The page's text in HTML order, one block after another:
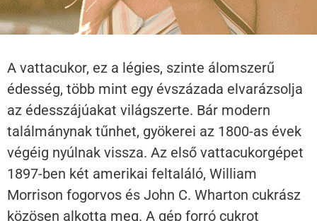
A vattacukor, ez a légies, szinte álomszerű
édesség, több mint egy évszázada elvarázsolja
az édesszájúakat világszerte. Bár modern
találmánynak tűnhet, gyökerei az 1800-as évek
végéig nyúlnak vissza. Az első vattacukorgépet
1897-ben két amerikai feltaláló, William
Morrison fogorvos és John C. Wharton cukrász
közösen alkotta meg. A gép forró cukrot